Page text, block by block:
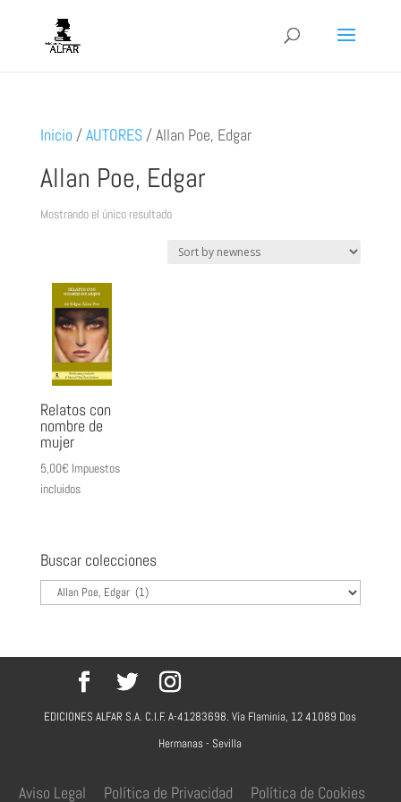
Inicio /AUTORES/Allan Poe, Edgar
Allan Poe, Edgar
Mostrando el único resultado
Relatos con
nombre de
mujer
5,00€ Impuestos
incluidos
Buscar colecciones
EDICIONES ALFAR S.A. C.I.F. A-41283698. Vía Flaminia, 12 41089 Dos
Hermanas - Sevilla
Aviso Legal Política de Privacidad Política de Cookies